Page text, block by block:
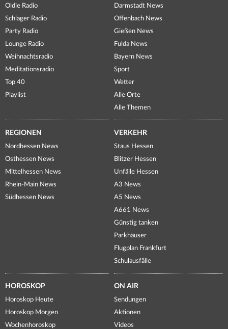
Oldie Radio
Schlager Radio
Party Radio
Lounge Radio
Weihnachtsradio
Meditationsradio
Top 40
Playlist
Darmstadt News
Offenbach News
Gießen News
Fulda News
Bayern News
Sport
Wetter
Alle Orte
Alle Themen
REGIONEN
Nordhessen News
Osthessen News
Mittelhessen News
Rhein-Main News
Südhessen News
VERKEHR
Staus Hessen
Blitzer Hessen
Unfälle Hessen
A3 News
A5 News
A661 News
Günstig tanken
Parkhäuser
Flugplan Frankfurt
Schulausfälle
HOROSKOP
Horoskop Heute
Horoskop Morgen
Wochenhoroskop
ON AIR
Sendungen
Aktionen
Videos